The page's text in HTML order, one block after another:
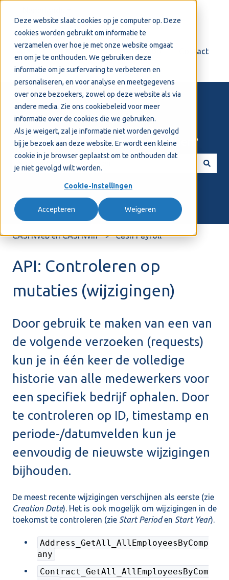
Deze website slaat cookies op je computer op. Deze
cookies worden gebruikt om informatie te
verzamelen over hoe je met onze website omgaat
en om je te onthouden. We gebruiken deze
informatie om je surfervaring te verbeteren en
personaliseren, en voor analyse en meetgegevens
over onze bezoekers, zowel op deze website als via
andere media. Zie ons cookiebeleid voor meer
informatie over de cookies die we gebruiken.
Als je weigert, zal je informatie niet worden gevolgd
bij je bezoek aan deze website. Er wordt een kleine
cookie in je browser geplaatst om te onthouden dat
je niet gevolgd wilt worden.
Cookie-instellingen
Accepteren Weigeren
Support Contact
Welkom! Hoe kunnen we je helpen?
CASHWeb en CASHWin Cash Payroll
API: Controleren op
mutaties (wijzigingen)
Door gebruik te maken van een van
de volgende verzoeken (requests)
kun je in één keer de volledige
historie van alle medewerkers voor
een specifiek bedrijf ophalen. Door
te controleren op ID, timestamp en
periode-/datumvelden kun je
eenvoudig de nieuwste wijzigingen
bijhouden.
De meest recente wijzigingen verschijnen als eerste (zie
Creation Date). Het is ook mogelijk om wijzigingen in de
toekomst te controleren (zie Start Perioden Start Year).
Address_GetAll_AllEmployeesByComp
any
Contract_GetAll_AllEmployeesByCom